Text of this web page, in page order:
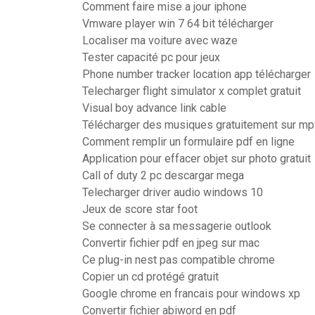
Comment faire mise a jour iphone
Vmware player win 7 64 bit télécharger
Localiser ma voiture avec waze
Tester capacité pc pour jeux
Phone number tracker location app télécharger
Telecharger flight simulator x complet gratuit
Visual boy advance link cable
Télécharger des musiques gratuitement sur
Comment remplir un formulaire pdf en ligne
Application pour effacer objet sur photo gratuit
Call of duty 2 pc descargar mega
Telecharger driver audio windows 10
Jeux de score star foot
Se connecter à sa messagerie outlook
Convertir fichier pdf en jpeg sur mac
Ce plug-in nest pas compatible chrome
Copier un cd protégé gratuit
Google chrome en francais pour windows xp
Convertir fichier abiword en pdf